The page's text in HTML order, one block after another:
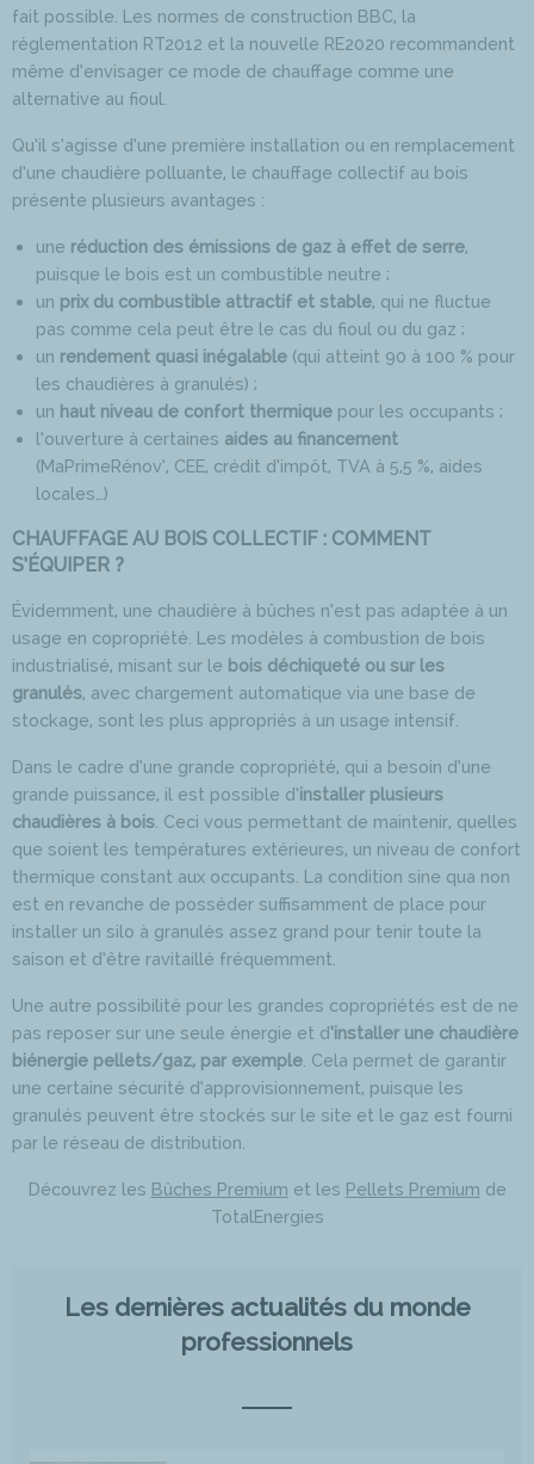
fait possible. Les normes de construction BBC, la
réglementation RT2012 et la nouvelle RE2020 recommandent
même d’envisager ce mode de chauffage comme une
alternative au fioul.
Qu’il s’agisse d’une première installation ou en remplacement
d’une chaudière polluante, le chauffage collectif au bois
présente plusieurs avantages :
une réduction des émissions de gaz à effet de serre,
puisque le bois est un combustible neutre ;
un prix du combustible attractif et stable, qui ne fluctue
pas comme cela peut être le cas du fioul ou du gaz ;
un rendement quasi inégalable (qui atteint 90 à 100 % pour
les chaudières à granulés) ;
un haut niveau de confort thermique pour les occupants ;
l’ouverture à certaines aides au financement
(MaPrimeRénov’, CEE, crédit d’impôt, TVA à 5,5 %, aides
locales…)
CHAUFFAGE AU BOIS COLLECTIF : COMMENT
S’ÉQUIPER ?
Évidemment, une chaudière à bûches n’est pas adaptée à un
usage en copropriété. Les modèles à combustion de bois
industrialisé, misant sur le bois déchiqueté ou sur les
granulés, avec chargement automatique via une base de
stockage, sont les plus appropriés à un usage intensif.
Dans le cadre d’une grande copropriété, qui a besoin d’une
grande puissance, il est possible d’installer plusieurs
chaudières à bois . Ceci vous permettant de maintenir, quelles
que soient les températures extérieures, un niveau de confort
thermique constant aux occupants. La condition sine qua non
est en revanche de posséder suffisamment de place pour
installer un silo à granulés assez grand pour tenir toute la
saison et d’être ravitaillé fréquemment.
Une autre possibilité pour les grandes copropriétés est de ne
pas reposer sur une seule énergie et d’installer une chaudière
biénergie pellets/gaz, par exemple . Cela permet de garantir
une certaine sécurité d’approvisionnement, puisque les
granulés peuvent être stockés sur le site et le gaz est fourni
par le réseau de distribution.
Découvrez les Bûches Premium et les Pellets Premium de
TotalEnergies
Les dernières actualités du monde
professionnels